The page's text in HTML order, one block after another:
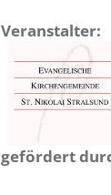
Veranstalter:
gefördert